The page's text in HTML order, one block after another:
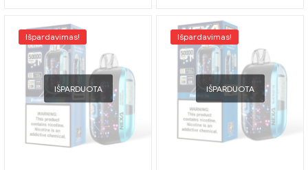
Išpardavimas!
IŠPARDUOTA
Išpardavimas!
IŠPARDUOTA